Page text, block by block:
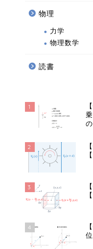
信託報酬が長期
つみたて投資は
物理
力学
物理数学
読書
1
2
3
4